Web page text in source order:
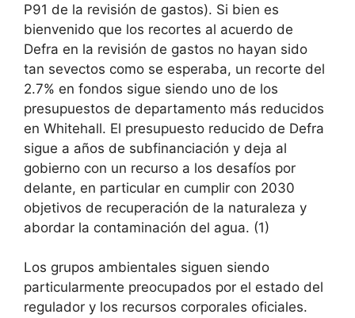
P91 de la revisión de gastos). Si bien es
bienvenido que los recortes al acuerdo de
Defra en la revisión de gastos no hayan sido
tan sevectos como se esperaba, un recorte del
2.7% en fondos sigue siendo uno de los
presupuestos de departamento más reducidos
en Whitehall. El presupuesto reducido de Defra
sigue a años de subfinanciación y deja al
gobierno con un recurso a los desafíos por
delante, en particular en cumplir con 2030
objetivos de recuperación de la naturaleza y
abordar la contaminación del agua. (1)
Los grupos ambientales siguen siendo
particularmente preocupados por el estado del
regulador y los recursos corporales oficiales.